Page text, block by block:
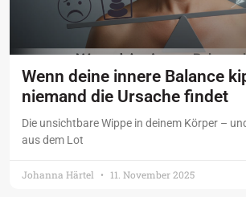
Wenn deine innere Balance
niemand die Ursache findet
Die unsichtbare Wippe in deinem Körper –
aus dem Lot
Johanna Härtel 11. November 2025